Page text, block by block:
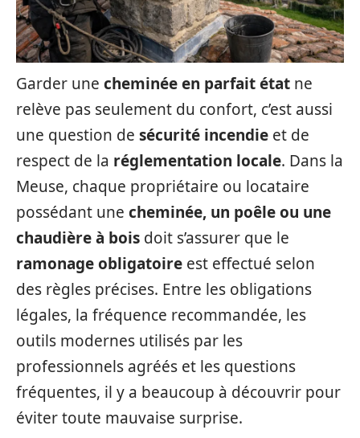
Garder une cheminée en parfait état ne
relève pas seulement du confort, c’est aussi
une question de sécurité incendie et de
respect de la réglementation locale. Dans la
Meuse, chaque propriétaire ou locataire
possédant une cheminée, un poêle ou une
chaudière à bois doit s’assurer que le
ramonage obligatoire est effectué selon
des règles précises. Entre les obligations
légales, la fréquence recommandée, les
outils modernes utilisés par les
professionnels agréés et les questions
fréquentes, il y a beaucoup à découvrir pour
éviter toute mauvaise surprise.